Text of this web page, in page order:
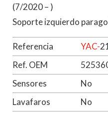
(7/2020 – )
Soporte izquierdo
Referencia YAC-
Ref. OEM
Sensores
No
Lavafaros
No